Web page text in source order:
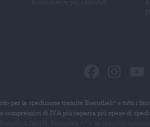
per la spedizione tramite Bierothek
e tutti i
comprensivi di IVA più caparra più spese di
marchio